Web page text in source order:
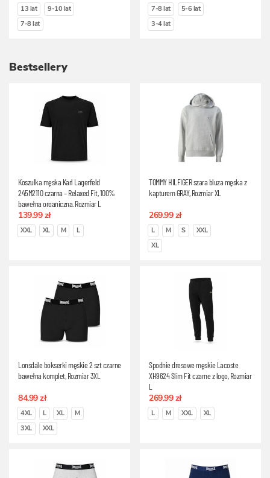
13 lat
9-10 lat
7-8 lat
7-8 lat
5-6 lat
3-4 lat
Bestsellery
Koszulka męska Karl Lagerfeld
245M2110 czarna – Relaxed Fit, 100%
bawełna organiczna, Rozmiar L
139.99 zł
XXL XL M L
TOMMY HILFIGER szara bluza męska z
kapturem GRAY, Rozmiar XL
269.99 zł
L M S
XXL
XL
Lonsdale bokserki męskie 2 szt czarne
bawełna komplet, Rozmiar 3XL
84.99 zł
4XL L XL
M
3XL
XXL
Spodnie dresowe męskie Lacoste
XH9624 Slim Fit czarne z logo, Rozmiar
L
269.99 zł
L M XXL XL